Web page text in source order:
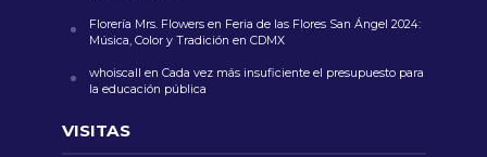
Florería Mrs. Flowersen Feria de las Flores San Ángel 2024:
Música, Color y Tradición en CDMX
whoiscall en Cada vez más insuficiente el presupuesto para
la educación pública
VISITAS